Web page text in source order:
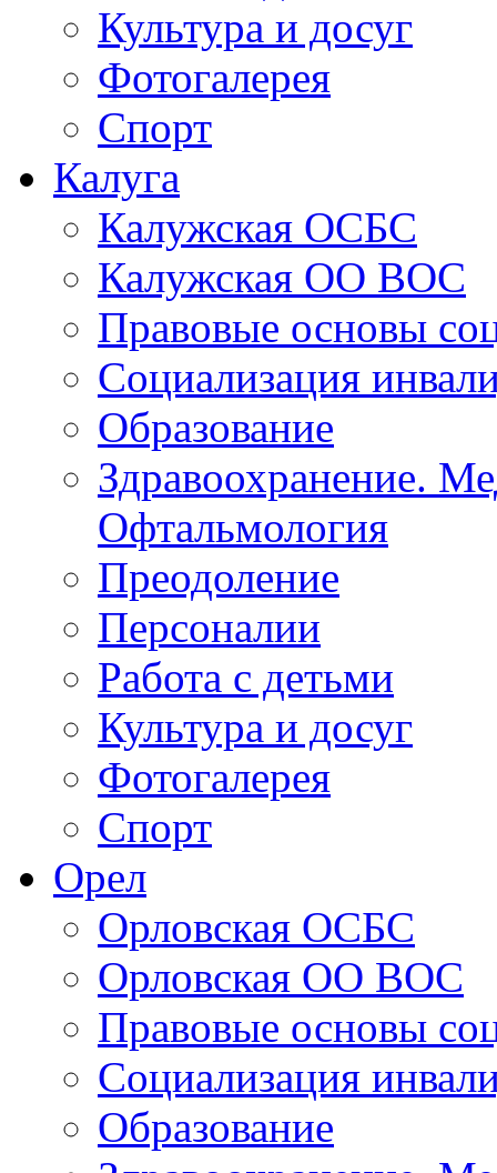
Работа с детьми
Культура и досуг
Фотогалерея
Спорт
Калуга
Калужская ОСБС
Калужская ОО ВОС
Правовые основы
Социализация
Образование
Здравоохранение.
Офтальмология
Преодоление
Персоналии
Работа с детьми
Культура и досуг
Фотогалерея
Спорт
Орел
Орловская ОСБС
Орловская ОО ВОС
Правовые основы
Социализация